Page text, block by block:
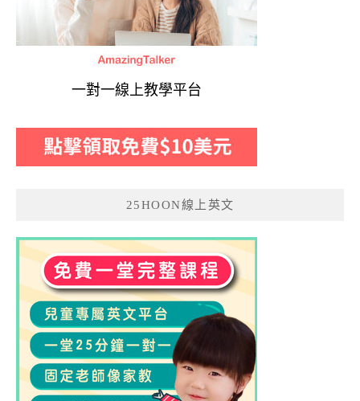
一對一線上教學平台
25HOON線上英文